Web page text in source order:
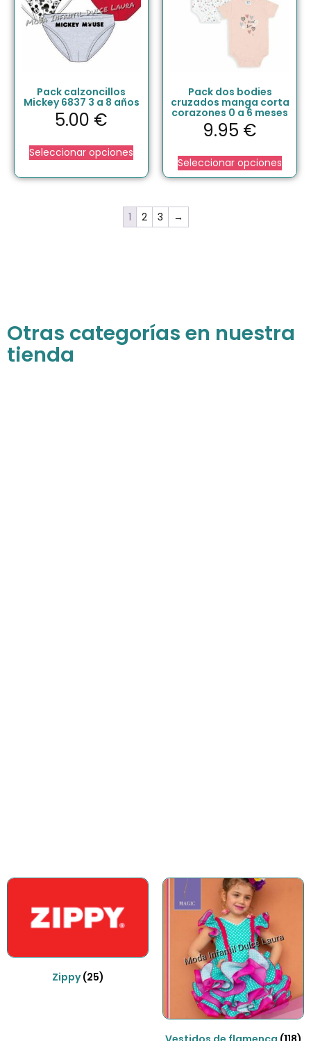
Pack calzoncillos
Mickey 6837 3 a 8 años
5.00 €
Seleccionar opciones
Pack dos bodies
cruzados manga corta
corazones 0 a 6 meses
9.95 €
Seleccionar opciones
1 2 3 →
Otras categorías en nuestra
tienda
Zippy(25)